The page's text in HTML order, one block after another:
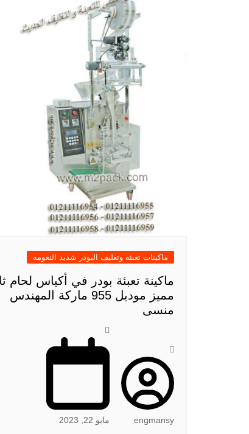
ماكينات تعبئه وتغليف البودر شديد النعومه
ماكينة تعبئة بودر في أكياس لحام
مميز موديل 955 ماركة المهندس
منسى
engmansy مايو 22, 2023